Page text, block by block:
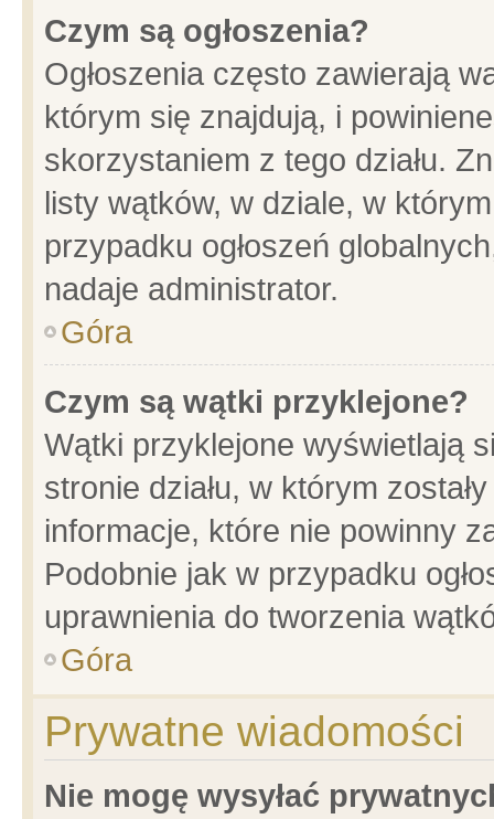
Czym są ogłoszenia?
Ogłoszenia często zawierają
którym się znajdują, i
skorzystaniem z tego działu.
listy wątków, w dziale, w
przypadku ogłoszeń
nadaje administrator.
Góra
Czym są wątki przyklejone?
Wątki przyklejone wyświetlają
stronie działu, w którym
informacje, które nie powinny
Podobnie jak w przypadku
uprawnienia do tworzenia
Góra
Prywatne wiadomości
Nie mogę wysyłać